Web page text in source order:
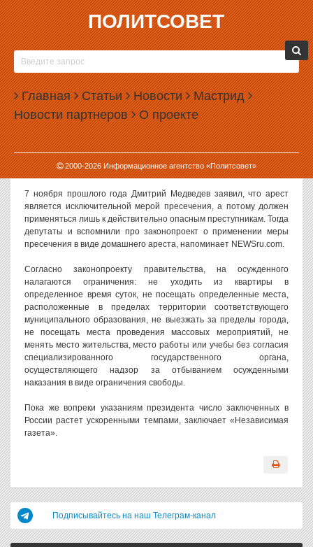
ПОЛИТСОВЕТ
Главная Статьи Новости Мастрид
Новости партнеров О проекте
2000-2026Информационное агентство «Политсовет»
30.06.2009, 11:18
БЛАГОДАРЯ ПРАВИТЕЛЬСТВУ И ГОСДУМЕ,
РОССИЯНЕ ДАЖЕ ДОМА СМОГУТ ЖИТЬ КАК В
ТЮРЬМЕ
Переполненность тюрем вынуждает руководство
пенитенциарной системы претворять в жизнь меры по их
«разгрузке». Завтра Госдума рассмотрит во втором чтении
законопроект о домашнем аресте, внесенный правительством
еще три года назад, пишет «Независимая газета».
7 ноября прошлого года Дмитрий Медведев заявил, что арест
является исключительной мерой пресечения, а потому должен
применяться лишь к действительно опасным преступникам. Тогда
депутаты и вспомнили про законопроект о применении меры
пресечения в виде домашнего ареста, напоминает NEWSru.com.
Согласно законопроекту правительства, на осужденного
налагаются ограничения: не уходить из квартиры в
определенное время суток, не посещать определенные места,
расположенные в пределах территории соответствующего
муниципального образования, не выезжать за пределы города,
не посещать места проведения массовых мероприятий, не
менять место жительства, место работы или учебы без согласия
специализированного государственного органа,
осуществляющего надзор за отбыванием осужденными
наказания в виде ограничения свободы.
Пока же вопреки указаниям президента число заключенных в
России растет ускоренными темпами, заключает «Независимая
газета».
Подписывайтесь на наш Телеграм-канал